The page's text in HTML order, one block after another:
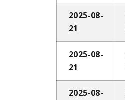
2025-08-
21
2025-08-
21
2025-08-